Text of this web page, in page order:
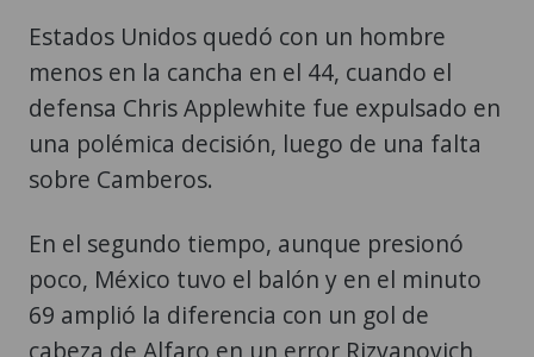
Estados Unidos quedó con un hombre
menos en la cancha en el 44, cuando el
defensa Chris Applewhite fue expulsado en
una polémica decisión, luego de una falta
sobre Camberos.
En el segundo tiempo, aunque presionó
poco, México tuvo el balón y en el minuto
69 amplió la diferencia con un gol de
cabeza de Alfaro en un error Rizvanovich,